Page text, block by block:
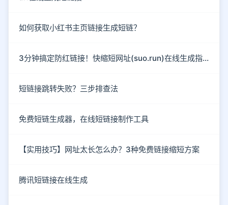
如何获取小红书主页链接生成短链？
3分钟搞定防红链接！快缩短网址(suo.run)在线生成指南
短链接跳转失败？三步排查法
免费短链生成器，在线短链接制作工具
【实用技巧】网址太长怎么办？3种免费链接缩短方案
腾讯短链接在线生成